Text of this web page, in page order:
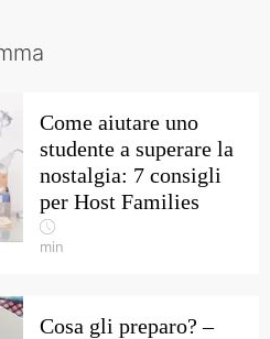
Come aiutare uno
studente a superare la
nostalgia: 7 consigli
per Host Families
min
Cosa gli preparo? –